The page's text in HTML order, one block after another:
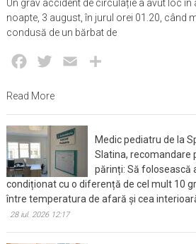
Un grav accident de circulație a avut loc în
noapte, 3 august, în jurul orei 01.20, când
condusă de un bărbat de
Facebook
Twitter Email
Read More
Medic pediatru de la
Slatina, recomandare
părinți: Să folosească
condiționat cu o diferență de cel mult 10
între temperatura de afară și cea
28 iul. 2026 12:17